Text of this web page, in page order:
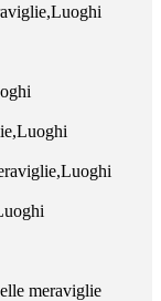
meraviglie